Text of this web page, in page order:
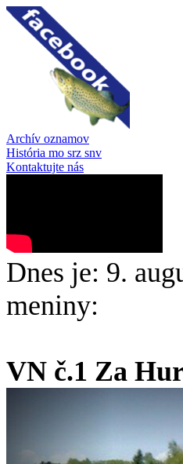
Archív oznamov
História mo srz snv
Kontaktujte nás
Dnes je: 9.
meniny:
VN č.1 Za